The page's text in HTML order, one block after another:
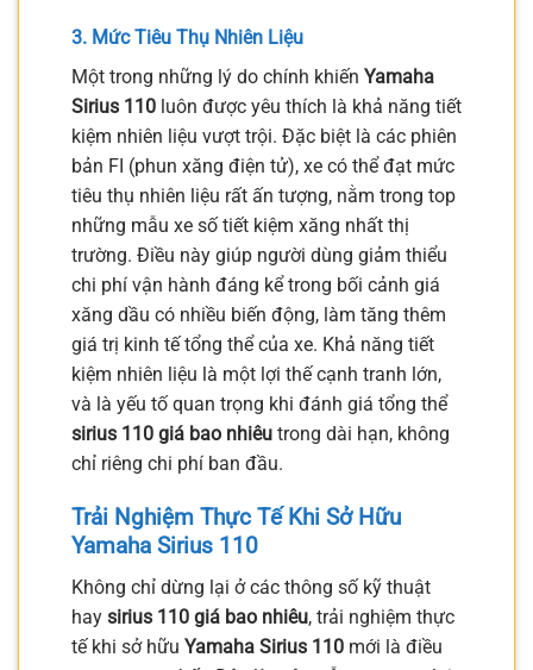
3. Mức Tiêu Thụ Nhiên Liệu
Một trong những lý do chính khiến Yamaha
Sirius 110 luôn được yêu thích là khả năng tiết
kiệm nhiên liệu vượt trội. Đặc biệt là các phiên
bản FI (phun xăng điện tử), xe có thể đạt mức
tiêu thụ nhiên liệu rất ấn tượng, nằm trong top
những mẫu xe số tiết kiệm xăng nhất thị
trường. Điều này giúp người dùng giảm thiểu
chi phí vận hành đáng kể trong bối cảnh giá
xăng dầu có nhiều biến động, làm tăng thêm
giá trị kinh tế tổng thể của xe. Khả năng tiết
kiệm nhiên liệu là một lợi thế cạnh tranh lớn,
và là yếu tố quan trọng khi đánh giá tổng thể
sirius 110 giá bao nhiêu trong dài hạn, không
chỉ riêng chi phí ban đầu.
Trải Nghiệm Thực Tế Khi Sở Hữu
Yamaha Sirius 110
Không chỉ dừng lại ở các thông số kỹ thuật
hay sirius 110 giá bao nhiêu, trải nghiệm thực
tế khi sở hữu Yamaha Sirius 110 mới là điều